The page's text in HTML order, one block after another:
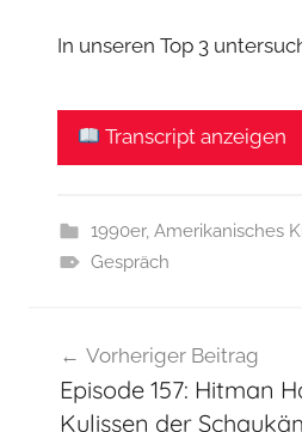
In unseren Top 3
Transcript anzeigen
1990er, Amerikanisches
Gespräch
Vorheriger Beitrag
Episode 157: Hitman
Kulissen der